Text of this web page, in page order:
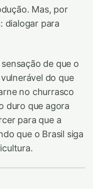
Mas, por
dialogar para
de que o
do que
no churrasco
duro que agora
para que a
que o Brasil siga